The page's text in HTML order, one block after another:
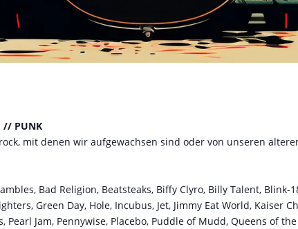
// PUNK
mit denen wir aufgewachsen sind oder von unseren
Bad Religion, Beatsteaks, Biffy Clyro, Billy Talent, Blink-
Green Day, Hole, Incubus, Jet, Jimmy Eat World, Kaiser
Pearl Jam, Pennywise, Placebo, Puddle of Mudd, Queens of